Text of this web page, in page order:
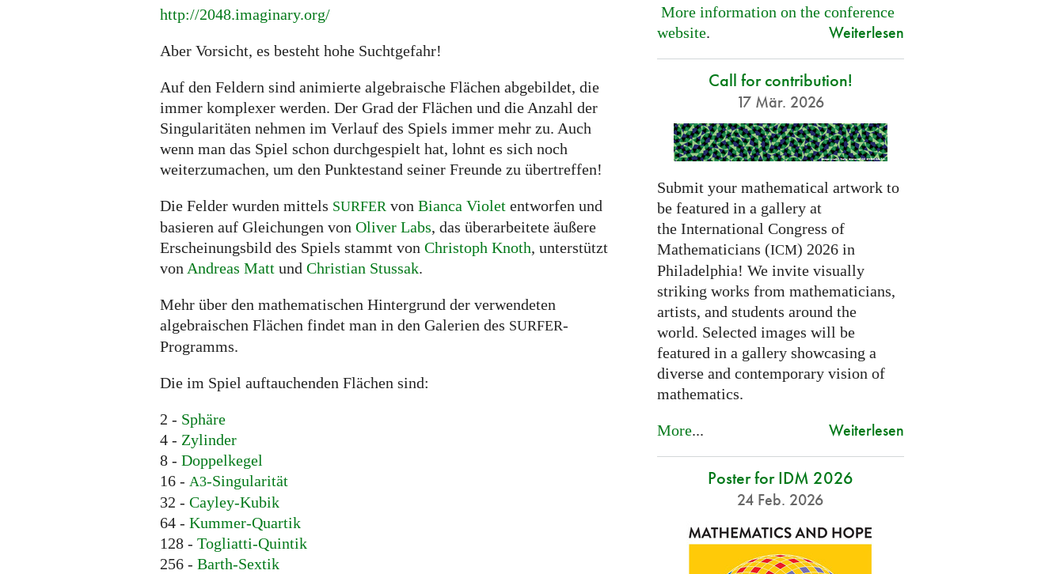
http://2048.imaginary.org/
Aber Vorsicht, es besteht hohe Suchtgefahr!
Auf den Feldern sind animierte algebraische Flächen abgebildet, die
immer komplexer werden. Der Grad der Flächen und die Anzahl der
Singularitäten nehmen im Verlauf des Spiels immer mehr zu. Auch
wenn man das Spiel schon durchgespielt hat, lohnt es sich noch
weiterzumachen, um den Punktestand seiner Freunde zu übertreffen!
Die Felder wurden mittels SURFER von Bianca Violet entworfen und
basieren auf Gleichungen von Oliver Labs, das überarbeitete äußere
Erscheinungsbild des Spiels stammt von Christoph Knoth, unterstützt
vonAndreas Matt und Christian Stussak.
Mehr über den mathematischen Hintergrund der verwendeten
algebraischen Flächen findet man in den Galerien des SURFER-
Programms.
Die im Spiel auftauchenden Flächen sind:
2 - Sphäre
4 - Zylinder
8 - Doppelkegel
16 - A3-Singularität
32 - Cayley-Kubik
64 - Kummer-Quartik
128 - Togliatti-Quintik
256 - Barth-Sextik
More information on the conference
website. Weiterlesen
Call for contribution!
17 Mär. 2026
Submit your mathematical artwork to
be featured in a gallery at
the International Congress of
Mathematicians (ICM) 2026 in
Philadelphia! We invite visually
striking works from mathematicians,
artists, and students around the
world. Selected images will be
featured in a gallery showcasing a
diverse and contemporary vision of
mathematics.
More... Weiterlesen
Poster for IDM 2026
24 Feb. 2026